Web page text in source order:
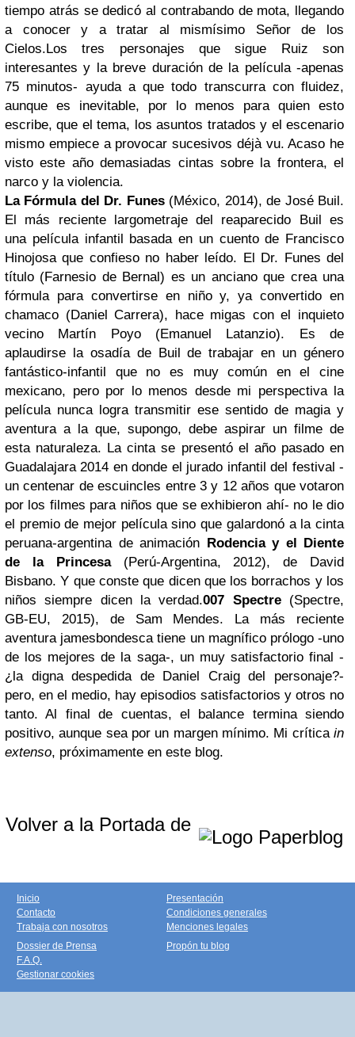
tiempo atrás se dedicó al contrabando de mota, llegando
a conocer y a tratar al mismísimo Señor de los
Cielos.Los tres personajes que sigue Ruiz son
interesantes y la breve duración de la película -apenas
75 minutos- ayuda a que todo transcurra con fluidez,
aunque es inevitable, por lo menos para quien esto
escribe, que el tema, los asuntos tratados y el escenario
mismo empiece a provocar sucesivos déjà vu. Acaso he
visto este año demasiadas cintas sobre la frontera, el
narco y la violencia.
La Fórmula del Dr. Funes(México, 2014), de José Buil.
El más reciente largometraje del reaparecido Buil es
una película infantil basada en un cuento de Francisco
Hinojosa que confieso no haber leído. El Dr. Funes del
título (Farnesio de Bernal) es un anciano que crea una
fórmula para convertirse en niño y, ya convertido en
chamaco (Daniel Carrera), hace migas con el inquieto
vecino Martín Poyo (Emanuel Latanzio). Es de
aplaudirse la osadía de Buil de trabajar en un género
fantástico-infantil que no es muy común en el cine
mexicano, pero por lo menos desde mi perspectiva la
película nunca logra transmitir ese sentido de magia y
aventura a la que, supongo, debe aspirar un filme de
esta naturaleza. La cinta se presentó el año pasado en
Guadalajara 2014 en donde el jurado infantil del festival -
un centenar de escuincles entre 3 y 12 años que votaron
por los filmes para niños que se exhibieron ahí- no le dio
el premio de mejor película sino que galardonó a la cinta
peruana-argentina de animación Rodencia y el Diente
de la Princesa(Perú-Argentina, 2012), de David
Bisbano. Y que conste que dicen que los borrachos y los
niños siempre dicen la verdad.007 Spectre(Spectre,
GB-EU, 2015), de Sam Mendes. La más reciente
aventura jamesbondesca tiene un magnífico prólogo -uno
de los mejores de la saga-, un muy satisfactorio final -
¿la digna despedida de Daniel Craig del personaje?-
pero, en el medio, hay episodios satisfactorios y otros no
tanto. Al final de cuentas, el balance termina siendo
positivo, aunque sea por un margen mínimo. Mi crítica in
extenso, próximamente en este blog.
Volver a la Portada de
Inicio
Contacto
Trabaja con nosotros
Presentación
Condiciones generales
Menciones legales
Dossier de Prensa
F.A.Q.
Gestionar cookies
Propón tu blog